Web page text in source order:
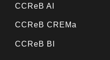
CCReB AI
CCReB CREMa
CCReB BI